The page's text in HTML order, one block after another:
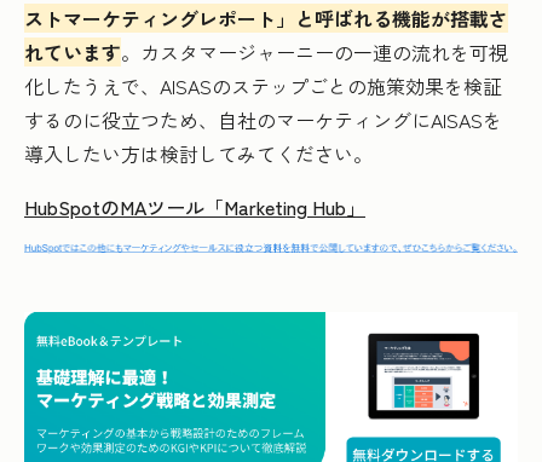
ストマーケティングレポート」と呼ばれる機能が搭載さ
れています。カスタマージャーニーの一連の流れを可視
化したうえで、AISASのステップごとの施策効果を検証
するのに役立つため、自社のマーケティングにAISASを
導入したい方は検討してみてください。
HubSpotのMAツール「Marketing Hub」